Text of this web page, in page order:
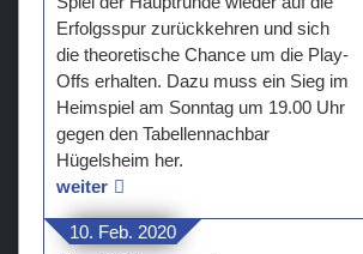
Erfolgsspur zurückkehren und sich
die theoretische Chance um die Play-
Offs erhalten. Dazu muss ein Sieg im
Heimspiel am Sonntag um 19.00 Uhr
gegen den Tabellennachbar
Hügelsheim her.
weiter
10. Feb. 2020